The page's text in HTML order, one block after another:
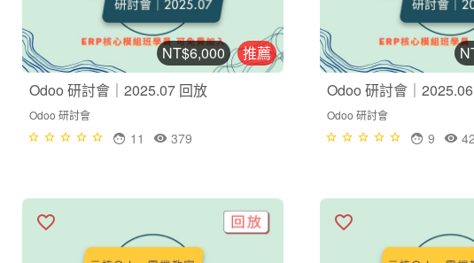
推薦
NT$6,000
Odoo 研討會｜2025.07 回放
Odoo 研討會
379
11
Odoo 研討會｜
Odoo 研討會
9